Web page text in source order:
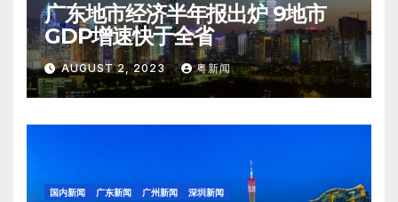
广东地市经济半年报出炉 9地市
GDP增速快于全省
AUGUST 2, 2023 粤新闻
国内新闻 广东新闻 广州新闻 深圳新闻